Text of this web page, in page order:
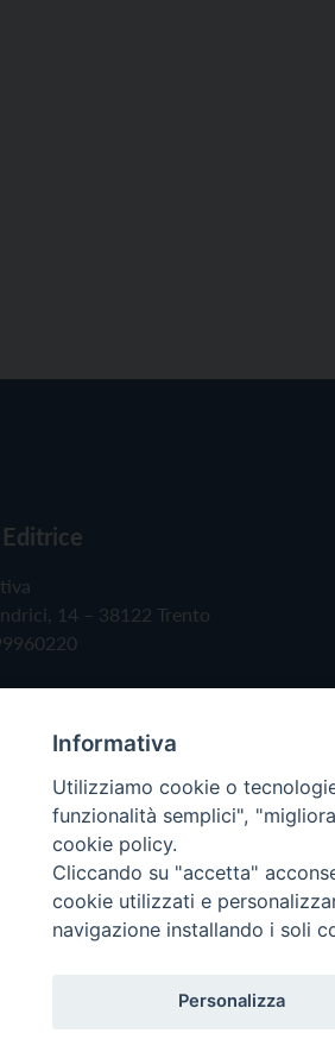
14 – 38122 Trento
- Tutti i diritti riservati -
Informativa
Utilizziamo cookie o
funzionalità semplici",
cookie policy.
Cliccando su "accetta"
cookie utilizzati e
navigazione installando i soli
Personalizza